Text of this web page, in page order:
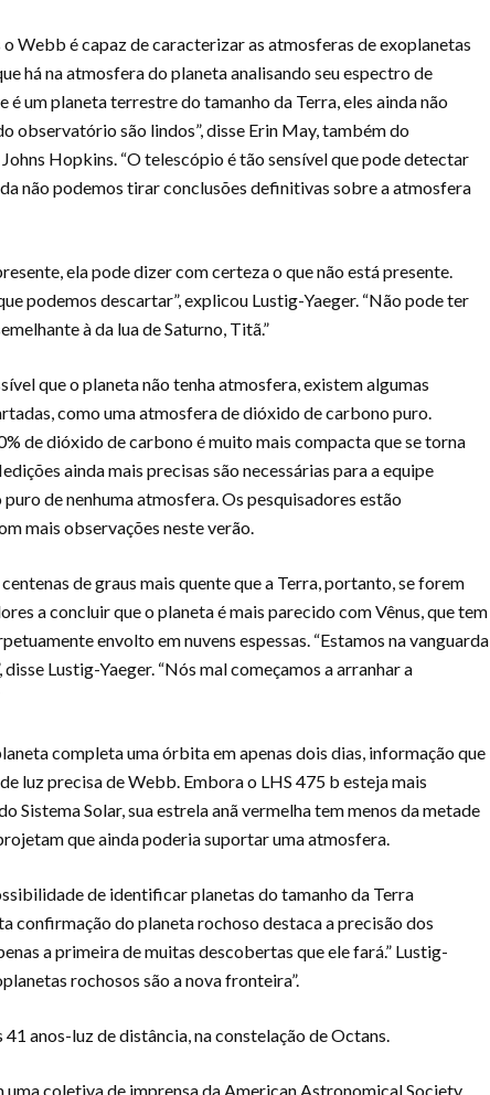
Webb é capaz de caracterizar as atmosferas de exoplanetas
há na atmosfera do planeta analisando seu espectro de
um planeta terrestre do tamanho da Terra, eles ainda não
observatório são lindos”, disse Erin May, também do
Hopkins. “O telescópio é tão sensível que pode detectar
não podemos tirar conclusões definitivas sobre a atmosfera
ela pode dizer com certeza o que não está presente.
podemos descartar”, explicou Lustig-Yaeger. “Não pode ter
à da lua de Saturno, Titã.”
que o planeta não tenha atmosfera, existem algumas
como uma atmosfera de dióxido de carbono puro.
de dióxido de carbono é muito mais compacta que se torna
ainda mais precisas são necessárias para a equipe
de nenhuma atmosfera. Os pesquisadores estão
mais observações neste verão.
de graus mais quente que a Terra, portanto, se forem
a concluir que o planeta é mais parecido com Vênus, que tem
envolto em nuvens espessas. “Estamos na vanguarda
Lustig-Yaeger. “Nós mal começamos a arranhar a
completa uma órbita em apenas dois dias, informação que
luz precisa de Webb. Embora o LHS 475 b esteja mais
Sistema Solar, sua estrela anã vermelha tem menos da metade
que ainda poderia suportar uma atmosfera.
de identificar planetas do tamanho da Terra
confirmação do planeta rochoso destaca a precisão dos
a primeira de muitas descobertas que ele fará.” Lustig-
rochosos são a nova fronteira”.
anos-luz de distância, na constelação de Octans.
coletiva de imprensa da American Astronomical Society